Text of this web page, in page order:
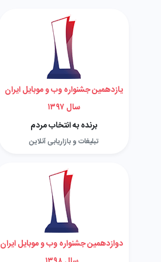
یازدهمین جشنواره وب و موبایل ایران
سال ۱۳۹۷
برنده به انتخاب مردم
تبلیغات و بازاریابی آنلاین
دوازدهمین جشنواره وب و موبایل ایران